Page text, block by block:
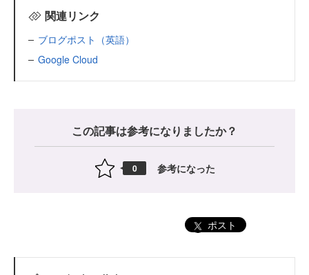
関連リンク
ブログポスト（英語）
Google Cloud
この記事は参考になりましたか？
0 参考になった
ポスト